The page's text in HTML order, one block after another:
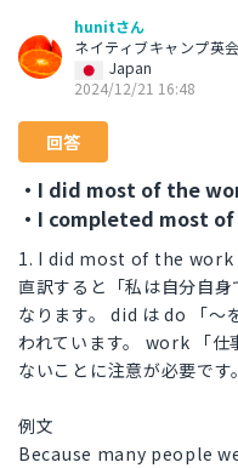
hunitさん
ネイティブキャンプ英
Japan
2024/12/21 16:48
回答
・I did most of the
・I completed most
1. I did most of the work
直訳すると「私は自分自
なります。 did は do 「〜
われています。 work 「仕
ないことに注意が必要です。
例文
Because many people